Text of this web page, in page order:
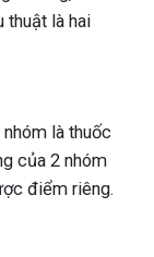
thuật là hai
là thuốc
của 2 nhóm
điểm riêng.